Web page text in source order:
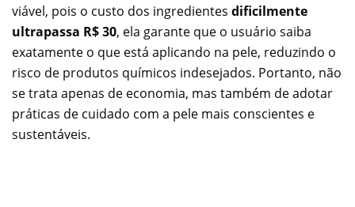
viável, pois o custo dos ingredientes dificilmente
ultrapassa R$ 30, ela garante que o usuário saiba
exatamente o que está aplicando na pele, reduzindo o
risco de produtos químicos indesejados. Portanto, não
se trata apenas de economia, mas também de adotar
práticas de cuidado com a pele mais conscientes e
sustentáveis.